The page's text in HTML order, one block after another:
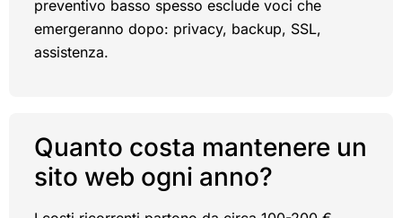
preventivo basso spesso esclude voci che
emergeranno dopo: privacy, backup, SSL,
assistenza.
Quanto costa mantenere un
sito web ogni anno?